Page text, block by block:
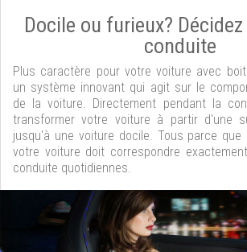
Docile ou furieux?
conduite
Plus caractère pour votre voiture avec
un système innovant qui agit sur le
de la voiture. Directement pendant la
transformer votre voiture à partir d'une
jusqu'à une voiture docile. Tous parce que
votre voiture doit correspondre
conduite quotidiennes.